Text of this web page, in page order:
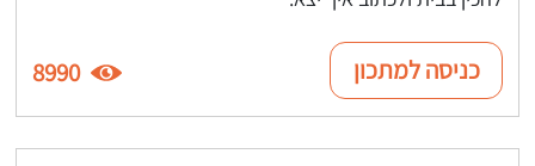
כניסה למתכון 8990